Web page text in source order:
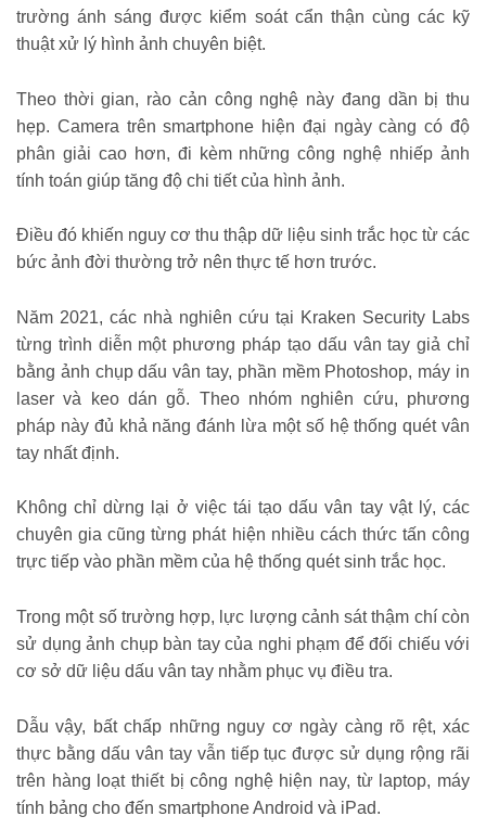
trường ánh sáng được kiểm soát cẩn thận cùng các kỹ
thuật xử lý hình ảnh chuyên biệt.
Theo thời gian, rào cản công nghệ này đang dần bị thu
hẹp. Camera trên smartphone hiện đại ngày càng có độ
phân giải cao hơn, đi kèm những công nghệ nhiếp ảnh
tính toán giúp tăng độ chi tiết của hình ảnh.
Điều đó khiến nguy cơ thu thập dữ liệu sinh trắc học từ các
bức ảnh đời thường trở nên thực tế hơn trước.
Năm 2021, các nhà nghiên cứu tại Kraken Security Labs
từng trình diễn một phương pháp tạo dấu vân tay giả chỉ
bằng ảnh chụp dấu vân tay, phần mềm Photoshop, máy in
laser và keo dán gỗ. Theo nhóm nghiên cứu, phương
pháp này đủ khả năng đánh lừa một số hệ thống quét vân
tay nhất định.
Không chỉ dừng lại ở việc tái tạo dấu vân tay vật lý, các
chuyên gia cũng từng phát hiện nhiều cách thức tấn công
trực tiếp vào phần mềm của hệ thống quét sinh trắc học.
Trong một số trường hợp, lực lượng cảnh sát thậm chí còn
sử dụng ảnh chụp bàn tay của nghi phạm để đối chiếu với
cơ sở dữ liệu dấu vân tay nhằm phục vụ điều tra.
Dẫu vậy, bất chấp những nguy cơ ngày càng rõ rệt, xác
thực bằng dấu vân tay vẫn tiếp tục được sử dụng rộng rãi
trên hàng loạt thiết bị công nghệ hiện nay, từ laptop, máy
tính bảng cho đến smartphone Android và iPad.